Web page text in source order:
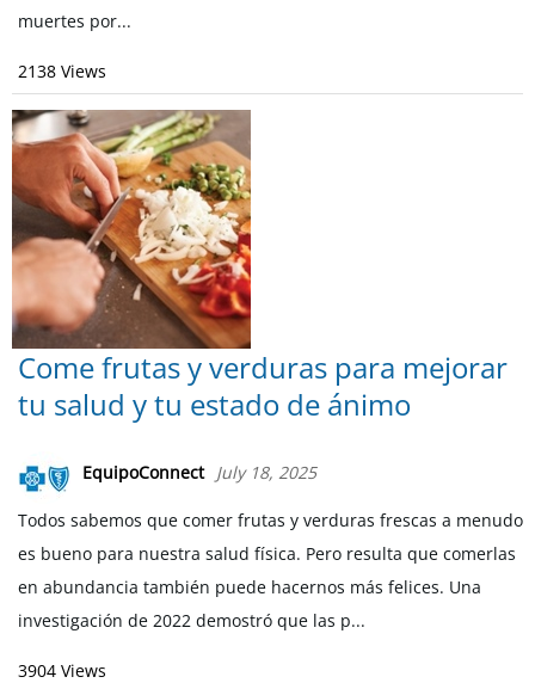
muertes por...
2138 Views
Come frutas y verduras para mejorar
tu salud y tu estado de ánimo
EquipoConnect July 18, 2025
Todos sabemos que comer frutas y verduras frescas a menudo
es bueno para nuestra salud física. Pero resulta que comerlas
en abundancia también puede hacernos más felices. Una
investigación de 2022 demostró que las p...
3904 Views